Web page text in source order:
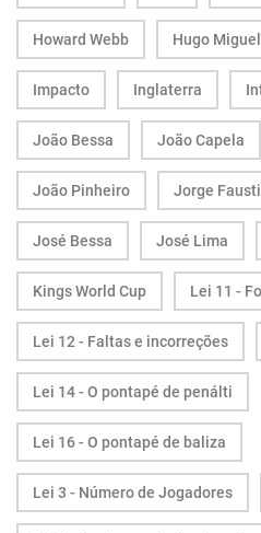
Howard Webb Hugo Miguel
Impacto Inglaterra
João Bessa João Capela
João Pinheiro Jorge
José Bessa José Lima
Kings World Cup Lei 11 -
Lei 12 - Faltas e incorreções
Lei 14 - O pontapé de penálti
Lei 16 - O pontapé de baliza
Lei 3 - Número de Jogadores